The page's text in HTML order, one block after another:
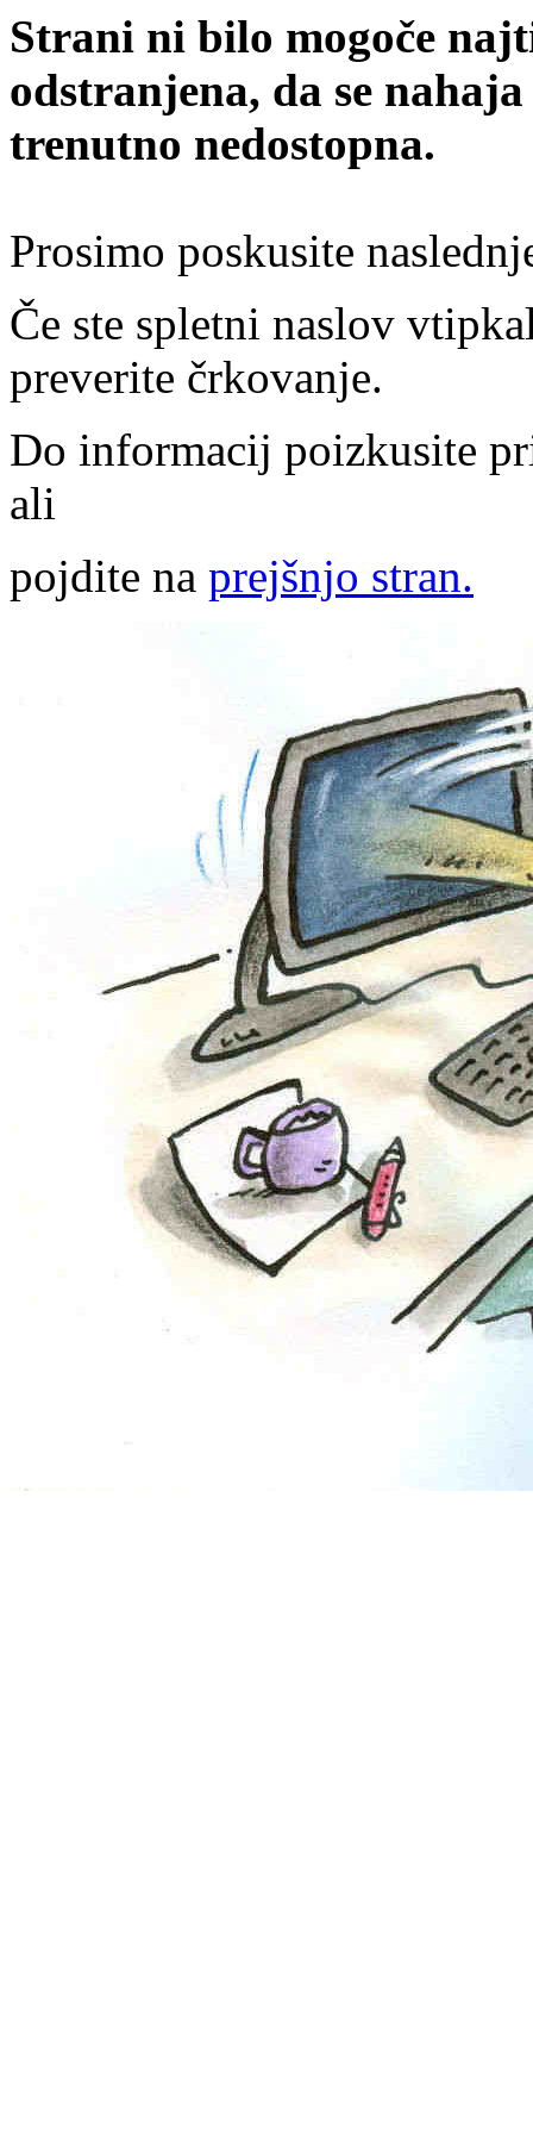
Strani ni bilo mogoče
odstranjena, da se
trenutno nedostopna.
Prosimo poskusite
Če ste spletni naslov
preverite črkovanje.
Do informacij poizkusite
ali
pojdite na prejšnjo stran.